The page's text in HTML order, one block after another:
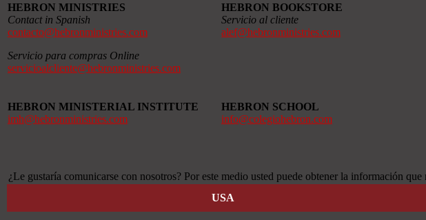
HEBRON MINISTRIES
Contact in Spanish
contacto@hebronministries.com
Servicio para compras Online
servicioalcliente@hebronministries.com
HEBRON BOOKSTORE
Servicio al cliente
alef@hebronministries.com
HEBRON MINISTERIAL INSTITUTE
imh@hebronministries.com
HEBRON SCHOOL
info@colegiohebron.com
¿Le gustaría comunicarse con nosotros? Por este medio usted puede obtener la información
USA